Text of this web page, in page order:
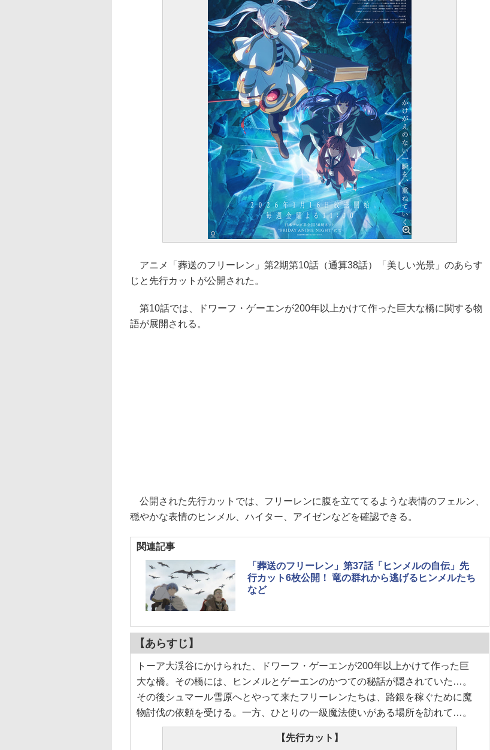
アニメ「葬送のフリーレン」第2期第10話（通算38話）「美しい光景」のあらす
じと先行カットが公開された。
第10話では、ドワーフ・ゲーエンが200年以上かけて作った巨大な橋に関する物
語が展開される。
公開された先行カットでは、フリーレンに腹を立ててるような表情のフェルン、
穏やかな表情のヒンメル、ハイター、アイゼンなどを確認できる。
関連記事
「葬送のフリーレン」第37話「ヒンメルの自伝」先
行カット6枚公開！ 竜の群れから逃げるヒンメルたち
など
【あらすじ】
トーア大渓谷にかけられた、ドワーフ・ゲーエンが200年以上かけて作った巨
大な橋。その橋には、ヒンメルとゲーエンのかつての秘話が隠されていた…。
その後シュマール雪原へとやって来たフリーレンたちは、路銀を稼ぐために魔
物討伐の依頼を受ける。一方、ひとりの一級魔法使いがある場所を訪れて…。
【先行カット】